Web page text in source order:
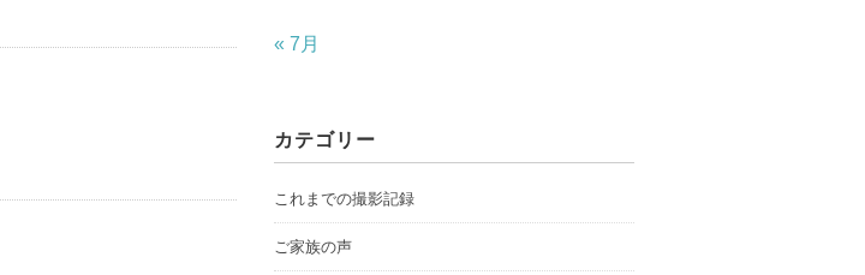
« 7月
カテゴリー
これまでの撮影記録
ご家族の声